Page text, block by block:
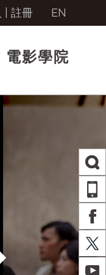
註冊 EN
電影學院
X